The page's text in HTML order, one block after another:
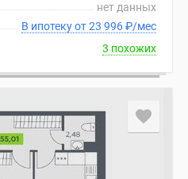
нет данных
В ипотеку от 23 996₽/мес
3 похожих